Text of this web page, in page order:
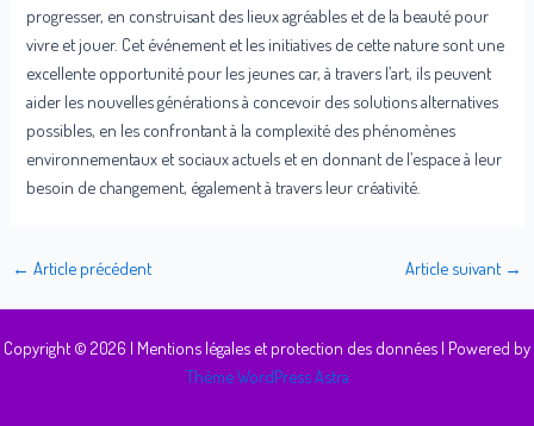
progresser, en construisant des lieux agréables et de la beauté pour
vivre et jouer. Cet événement et les initiatives de cette nature sont une
excellente opportunité pour les jeunes car, à travers l’art, ils peuvent
aider les nouvelles générations à concevoir des solutions alternatives
possibles, en les confrontant à la complexité des phénomènes
environnementaux et sociaux actuels et en donnant de l’espace à leur
besoin de changement, également à travers leur créativité.
← Article précédent Article suivant →
Copyright © 2026 | Mentions légales et protection des données | Powered by
Thème WordPress Astra